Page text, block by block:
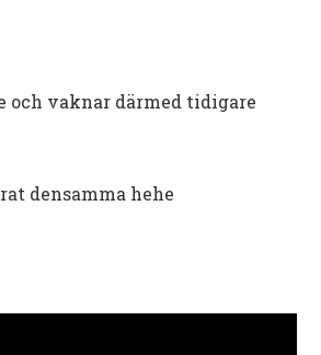
och vaknar därmed tidigare
densamma hehe